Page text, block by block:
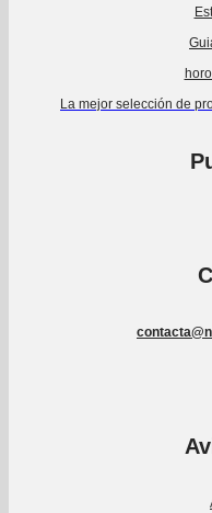
La mejor selección de